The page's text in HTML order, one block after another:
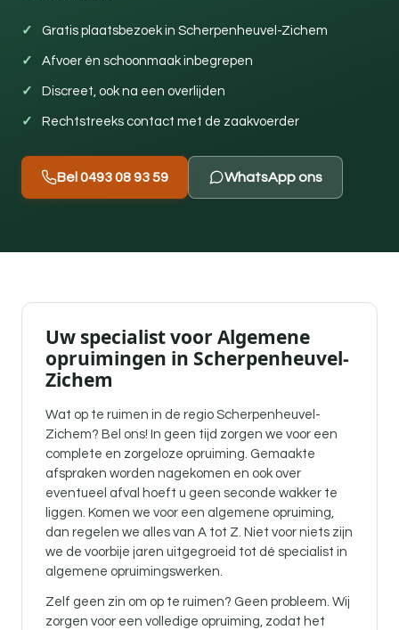
Gratis plaatsbezoek in Scherpenheuvel-Zichem
Afvoer én schoonmaak inbegrepen
Discreet, ook na een overlijden
Rechtstreeks contact met de zaakvoerder
Bel 0493 08 93 59 WhatsApp ons
Uw specialist voor Algemene
opruimingen in Scherpenheuvel-
Zichem
Wat op te ruimen in de regio Scherpenheuvel-
Zichem? Bel ons! In geen tijd zorgen we voor een
complete en zorgeloze opruiming. Gemaakte
afspraken worden nagekomen en ook over
eventueel afval hoeft u geen seconde wakker te
liggen. Komen we voor een algemene opruiming,
dan regelen we alles van A tot Z. Niet voor niets zijn
we de voorbije jaren uitgegroeid tot dé specialist in
algemene opruimingswerken.
Zelf geen zin om op te ruimen? Geen probleem. Wij
zorgen voor een volledige opruiming, zodat het